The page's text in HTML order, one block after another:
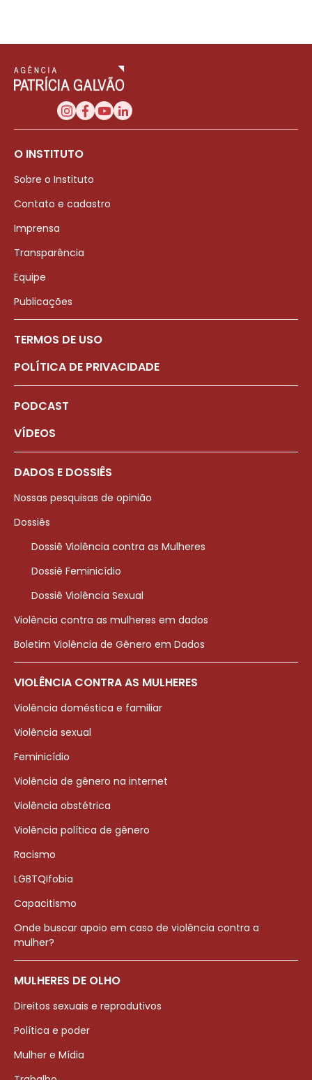
O INSTITUTO
Sobre o Instituto
Contato e cadastro
Imprensa
Transparência
Equipe
Publicações
TERMOS DE USO
POLÍTICA DE PRIVACIDADE
PODCAST
VÍDEOS
DADOS E DOSSIÊS
Nossas pesquisas de opinião
Dossiês
Dossiê Violência contra as Mulheres
Dossiê Feminicídio
Dossiê Violência Sexual
Violência contra as mulheres em dados
Boletim Violência de Gênero em Dados
VIOLÊNCIA CONTRA AS MULHERES
Violência doméstica e familiar
Violência sexual
Feminicídio
Violência de gênero na internet
Violência obstétrica
Violência política de gênero
Racismo
LGBTQIfobia
Capacitismo
Onde buscar apoio em caso de violência contra a
mulher?
MULHERES DE OLHO
Direitos sexuais e reprodutivos
Política e poder
Mulher e Mídia